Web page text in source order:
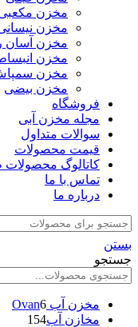
مخزن
مخزن
مخزن آسان
مخزن
مخزن
مخزن بیضی
فروشگاه
مجله مخزن آبی
سوالات متداول
قیمت محصولات
کاتالوگ محصولات
تماس با ما
درباره ما
بستن
جستجو
مخزن آب Ovan 6
مخازن آب154